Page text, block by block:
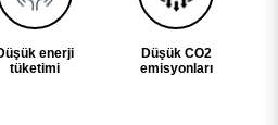
enerji
tüketimi
Düşük CO2
emisyonları